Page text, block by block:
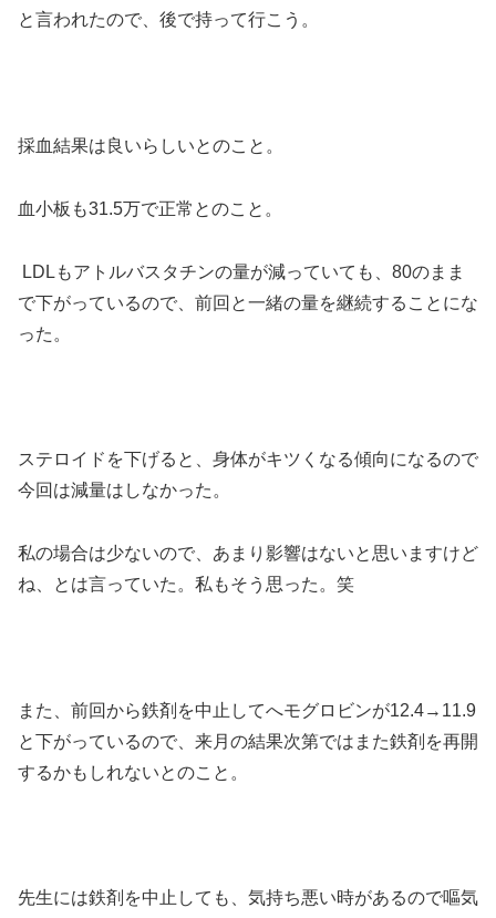
と言われたので、後で持って行こう。
採血結果は良いらしいとのこと。
血小板も31.5万で正常とのこと。
LDLもアトルバスタチンの量が減っていても、80のまま
で下がっているので、前回と一緒の量を継続することにな
った。
ステロイドを下げると、身体がキツくなる傾向になるので
今回は減量はしなかった。
私の場合は少ないので、あまり影響はないと思いますけど
ね、とは言っていた。私もそう思った。笑
また、前回から鉄剤を中止してへモグロビンが12.4→11.9
と下がっているので、来月の結果次第ではまた鉄剤を再開
するかもしれないとのこと。
先生には鉄剤を中止しても、気持ち悪い時があるので嘔気